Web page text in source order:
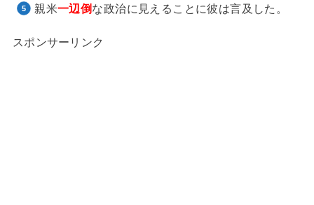
親米一辺倒な政治に見えることに彼は言及した。
スポンサーリンク